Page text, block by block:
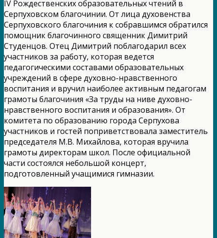
IV Рождественских образовательных чтений в
Серпуховском благочинии. От лица духовенства
Серпуховского благочиния к собравшимся обратился
помощник благочинного священник Димитрий
Студенцов. Отец Димитрий поблагодарил всех
участников за работу, которая ведется
педагогическими составами образовательных
учреждений в сфере духовно-нравственного
воспитания и вручил наиболее активным педагогам
грамоты благочиния «За труды на ниве духовно-
нравственного воспитания и образования». От
комитета по образованию города Серпухова
участников и гостей поприветствовала заместитель
председателя М.В. Михайлова, которая вручила
грамоты директорам школ. После официальной
части состоялся небольшой концерт,
подготовленный учащимися гимназии.